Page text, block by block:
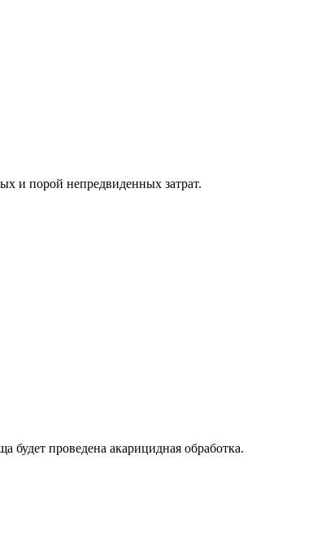
и порой непредвиденных затрат.
будет проведена акарицидная обработка.